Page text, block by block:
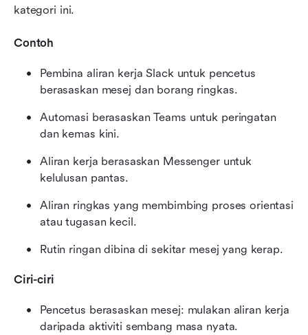
kategori ini.
Contoh
Pembina aliran kerja Slack untuk pencetus
berasaskan mesej dan borang ringkas.
Automasi berasaskan Teams untuk peringatan
dan kemas kini.
Aliran kerja berasaskan Messenger untuk
kelulusan pantas.
Aliran ringkas yang membimbing proses orientasi
atau tugasan kecil.
Rutin ringan dibina di sekitar mesej yang kerap.
Ciri-ciri
Pencetus berasaskan mesej: mulakan aliran kerja
daripada aktiviti sembang masa nyata.